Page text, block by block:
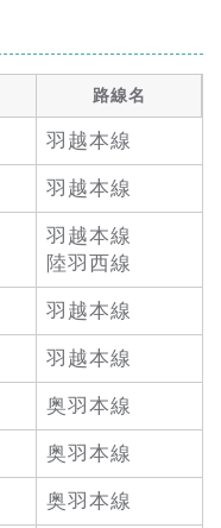
路線名
羽越本線
羽越本線
羽越本線
陸羽西線
羽越本線
羽越本線
奥羽本線
奥羽本線
奥羽本線